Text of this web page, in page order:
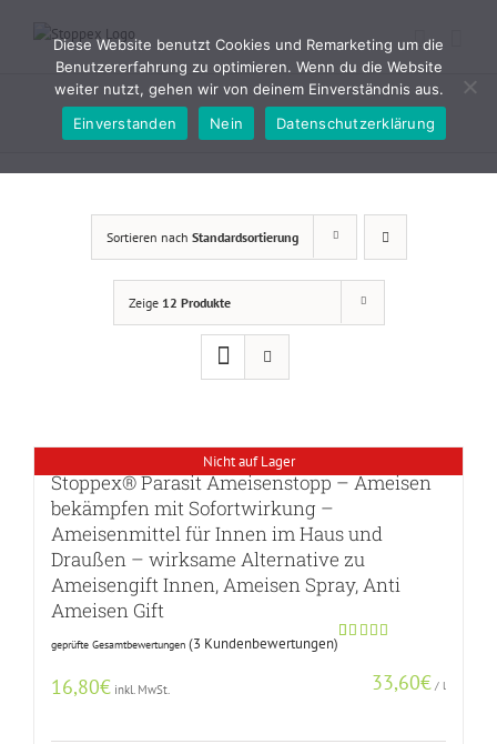
Sortieren nach Standardsortierung
Zeige 12 Produkte
Nicht auf Lager
Stoppex® Parasit Ameisenstopp – Ameisen
bekämpfen mit Sofortwirkung –
Ameisenmittel für Innen im Haus und
Draußen – wirksame Alternative zu
Ameisengift Innen, Ameisen Spray, Anti
Ameisen Gift
von 5,
basierend
geprüfte Gesamtbewertungen (3 Kundenbewertungen)
16,80€ inkl. MwSt. 33,60€ / l
Diese Website benutzt Cookies und Remarketing um die
Benutzererfahrung zu optimieren. Wenn du die Website
weiter nutzt, gehen wir von deinem Einverständnis aus.
Einverstanden
Nein Datenschutzerklärung